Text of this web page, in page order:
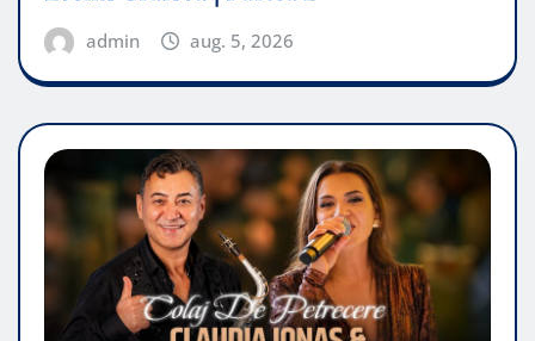
admin aug. 5, 2026